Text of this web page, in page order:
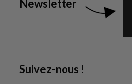
Newsletter
Suivez-nous !